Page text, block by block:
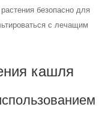
безопасно для
с лечащим
кашля